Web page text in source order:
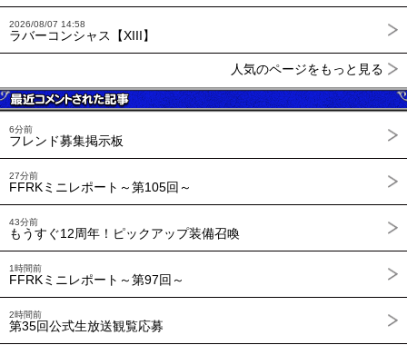
2026/08/07 14:58
ラバーコンシャス【XIII】
人気のページをもっと見る
6分前
フレンド募集掲示板
27分前
FFRKミニレポート～第105回～
43分前
もうすぐ12周年！ピックアップ装備召喚
1時間前
FFRKミニレポート～第97回～
2時間前
第35回公式生放送観覧応募